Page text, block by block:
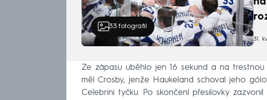
33 fotografií
31.
Ze zápasu uběhlo jen 16 sekund a na trestnou
měl Crosby, jenže Haukeland schoval jeho
Celebrini tyčku. Po skončení přesilovky